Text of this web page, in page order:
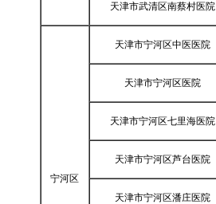
天津市武清区南蔡村医院
宁河区
天津市宁河区中医医院
天津市宁河区医院
天津市宁河区七里海医院
天津市宁河区芦台医院
天津市宁河区潘庄医院